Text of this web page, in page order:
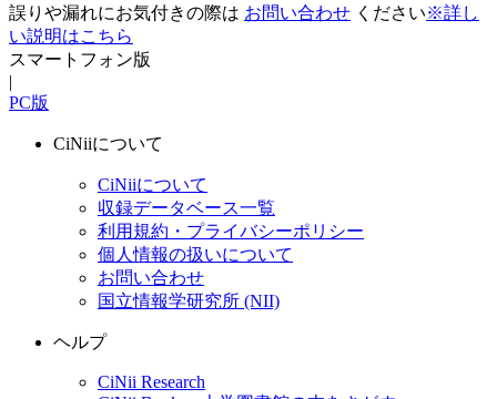
誤りや漏れにお気付きの際は お問い合わせ ください※詳し
い説明はこちら
スマートフォン版
|
PC版
CiNiiについて
CiNiiについて
収録データベース一覧
利用規約・プライバシーポリシー
個人情報の扱いについて
お問い合わせ
国立情報学研究所 (NII)
ヘルプ
CiNii Research